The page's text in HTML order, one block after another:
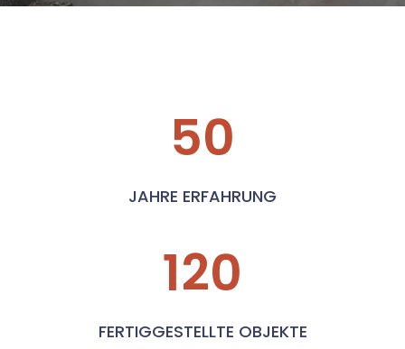
50
JAHRE ERFAHRUNG
120
FERTIGGESTELLTE OBJEKTE